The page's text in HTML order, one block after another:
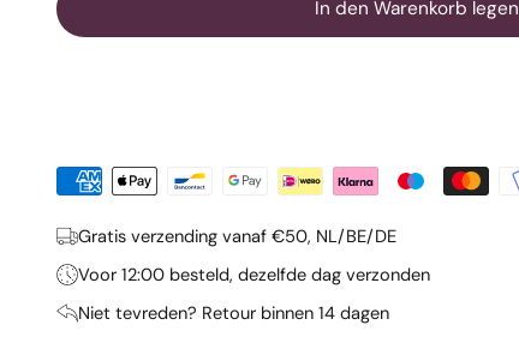
In den Warenkorb legen
Gratis verzending vanaf €50, NL/BE/DE
Voor 12:00 besteld, dezelfde dag verzonden
Niet tevreden? Retour binnen 14 dagen